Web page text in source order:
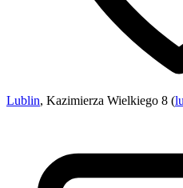
Lublin, Kazimierza Wielkiego 8 (